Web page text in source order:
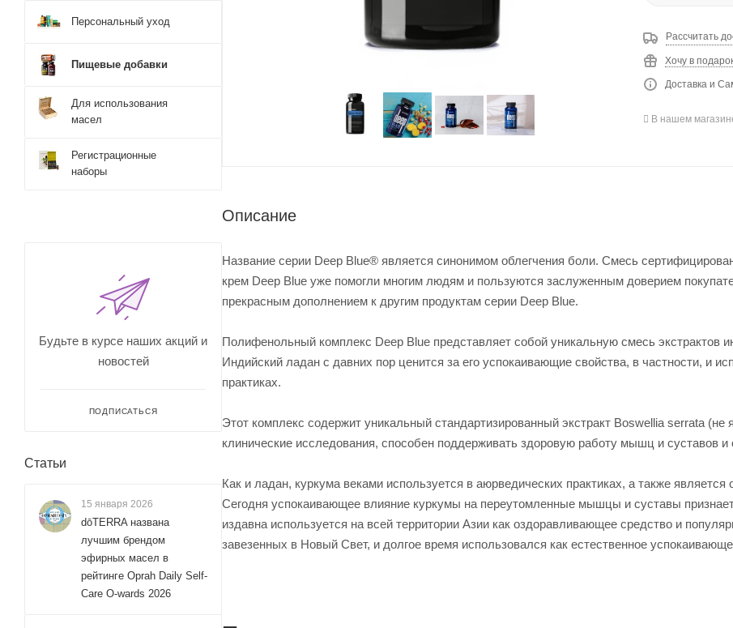
Рассчитать
Хочу в
Доставка и
В нашем
Описание
Название серии Deep Blue® является синонимом облегчения боли. Смесь
крем Deep Blue уже помогли многим людям и пользуются заслуженным доверием
прекрасным дополнением к другим продуктам серии Deep Blue.
Полифенольный комплекс Deep Blue представляет собой уникальную смесь экстрактов
Индийский ладан с давних пор ценится за его успокаивающие свойства, в частности, и
практиках.
Этот комплекс содержит уникальный стандартизированный экстракт Boswellia serrata
клинические исследования, способен поддерживать здоровую работу мышц и суставов
Как и ладан, куркума веками используется в аюрведических практиках, а также
Сегодня успокаивающее влияние куркумы на переутомленные мышцы и суставы
издавна используется на всей территории Азии как оздоравливающее средство и
завезенных в Новый Свет, и долгое время использовался как естественное
Персональный уход
Пищевые добавки
Для использования
масел
Регистрационные
наборы
Будьте в курсе наших акций и
новостей
ПОДПИСАТЬСЯ
Статьи
15 января 2026
dōTERRA названа
лучшим брендом
эфирных масел в
рейтинге Oprah Daily Self-
Care O-wards 2026